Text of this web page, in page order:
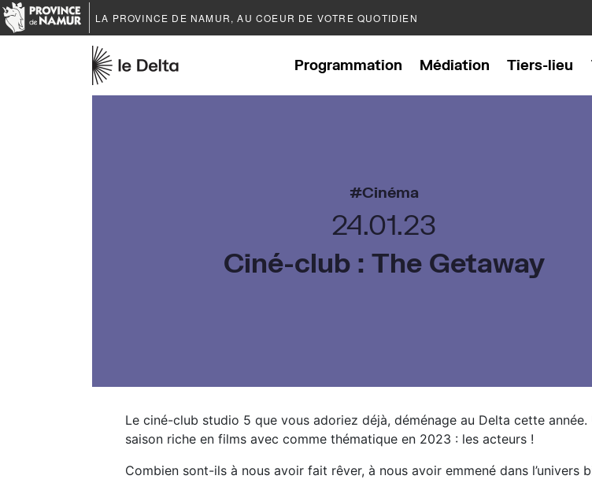
LA PROVINCE DE NAMUR, AU COEUR DE VOTRE QUOTIDIEN
Programmation Médiation Tiers-lieu
Cinéma
24.01.23
Ciné-club : The Getaway
Le ciné-club studio 5 que vous adoriez déjà, déménage au Delta cette année.
saison riche en films avec comme thématique en 2023 : les acteurs !
Combien sont-ils à nous avoir fait rêver, à nous avoir emmené dans l’univers